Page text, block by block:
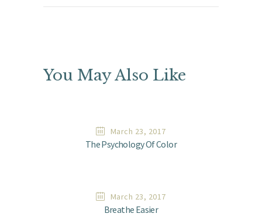
You May Also Like
March 23, 2017
The Psychology Of Color
March 23, 2017
Breathe Easier